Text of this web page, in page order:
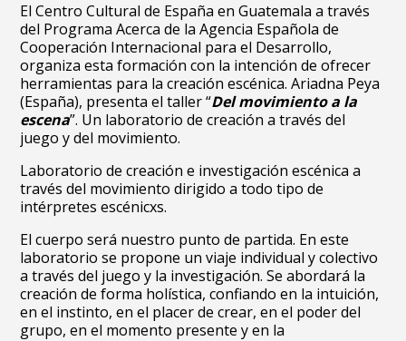
El Centro Cultural de España en Guatemala a través
del Programa Acerca de la Agencia Española de
Cooperación Internacional para el Desarrollo,
organiza esta formación con la intención de ofrecer
herramientas para la creación escénica. Ariadna Peya
(España), presenta el taller “Del movimiento a la
escena”. Un laboratorio de creación a través del
juego y del movimiento.
Laboratorio de creación e investigación escénica a
través del movimiento dirigido a todo tipo de
intérpretes escénicxs.
El cuerpo será nuestro punto de partida. En este
laboratorio se propone un viaje individual y colectivo
a través del juego y la investigación. Se abordará la
creación de forma holística, confiando en la intuición,
en el instinto, en el placer de crear, en el poder del
grupo, en el momento presente y en la